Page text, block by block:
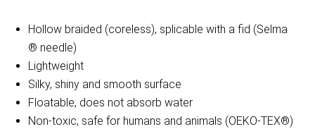
Hollow braided (coreless), splicable with a fid (Selma
® needle)
Lightweight
Silky, shiny and smooth surface
Floatable, does not absorb water
Non-toxic, safe for humans and animals (OEKO-TEX®)